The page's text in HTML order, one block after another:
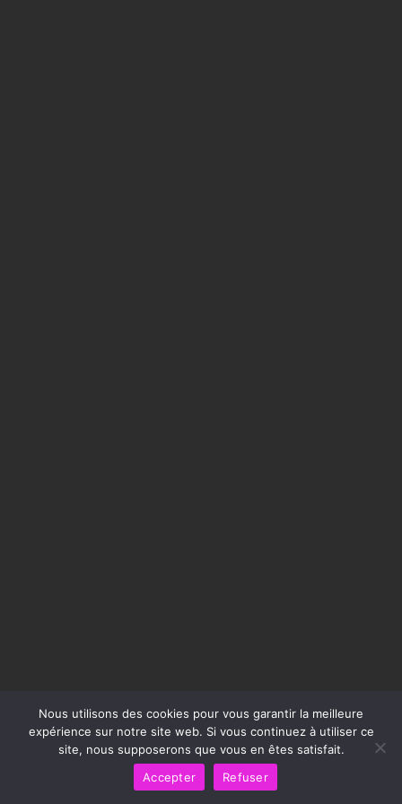
Nous utilisons des cookies pour vous garantir la meilleure
expérience sur notre site web. Si vous continuez à utiliser ce
site, nous supposerons que vous en êtes satisfait.
Accepter
Refuser